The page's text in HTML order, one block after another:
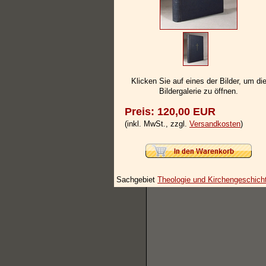
Klicken Sie auf eines der Bilder, um die
Bildergalerie zu öffnen.
Preis: 120,00 EUR
(inkl. MwSt., zzgl. Versandkosten)
SachgebietTheologie und